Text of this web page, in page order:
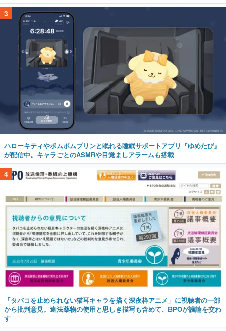
3
ハローキティやポムポムプリンと眠れる睡眠サポートアプリ『ゆめたび』
が配信中。キャラごとのASMRや目覚ましアラームも搭載
4
「タバコを止められない猫耳キャラを描く深夜枠アニメ」に視聴者の一部
から批判意見。違法薬物の使用と思しき描写も含めて、BPOが議論を交わ
す